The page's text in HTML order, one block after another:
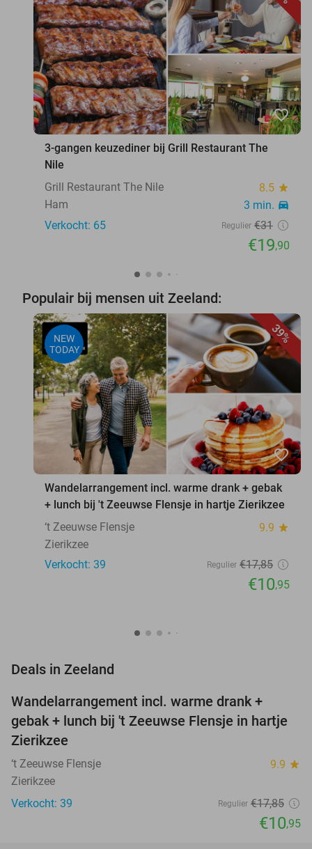
favorite_border
3-gangen keuzediner bij Grill Restaurant The
Nile
Grill Restaurant The Nile
8.5 star
Ham 3 min. directions_car
Verkocht: 65 Regulier €31
€19,90
Populair bij mensen uit Zeeland:
39%
NEW
TODAY
favorite_border
Wandelarrangement incl. warme drank + gebak
+ lunch bij 't Zeeuwse Flensje in hartje Zierikzee
‘t Zeeuwse Flensje
9.9 star
Zierikzee
Verkocht: 39
Regulier €17,85
€10,95
Deals in Zeeland
TODAY
Wandelarrangement incl. warme drank +
gebak + lunch bij 't Zeeuwse Flensje in hartje
Zierikzee
‘t Zeeuwse Flensje 9.9 star
Zierikzee
Verkocht: 39
Regulier €17,85
€10,95